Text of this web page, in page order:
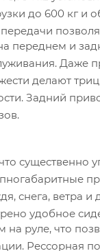
до 600 кг
переднем и
Даже
делают
Задний
существенно
снега, ветра
удобное
руле, что
Рессорная